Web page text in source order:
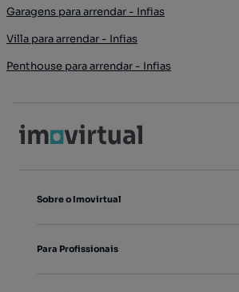
Garagens para arrendar - Infias
Villa para arrendar - Infias
Penthouse para arrendar - Infias
Sobre o Imovirtual
Para Profissionais